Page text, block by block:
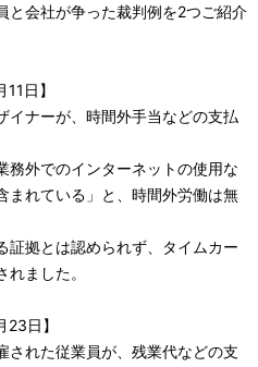
と会社が争った裁判例を2つご紹介
日】
イナーが、時間外手当などの支払
務外でのインターネットの使用な
まれている」と、時間外労働は無
証拠とは認められず、タイムカー
ました。
23日】
された従業員が、残業代などの支